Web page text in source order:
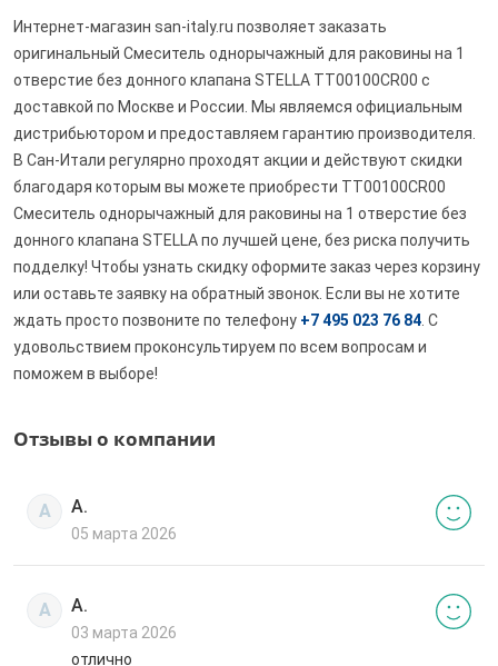
Интернет-магазин san-italy.ru позволяет заказать
оригинальный Смеситель однорычажный для раковины на 1
отверстие без донного клапана STELLA TT00100CR00 с
доставкой по Москве и России. Мы являемся официальным
дистрибьютором и предоставляем гарантию производителя.
В Сан-Итали регулярно проходят акции и действуют скидки
благодаря которым вы можете приобрести TT00100CR00
Смеситель однорычажный для раковины на 1 отверстие без
донного клапана STELLA по лучшей цене, без риска получить
подделку! Чтобы узнать скидку оформите заказ через корзину
или оставьте заявку на обратный звонок. Если вы не хотите
ждать просто позвоните по телефону +7 495 023 76 84 . С
удовольствием проконсультируем по всем вопросам и
поможем в выборе!
Отзывы о компании
А А.
05 марта 2026
А А.
03 марта 2026
отлично